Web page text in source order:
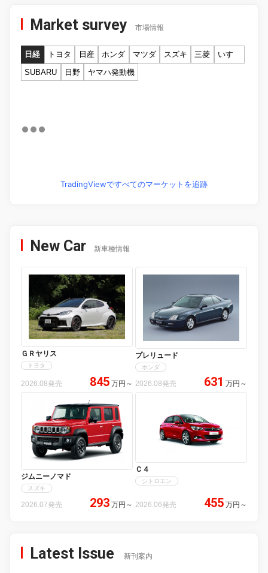
Market survey 市場情報
日経 トヨタ 日産 ホンダ マツダ スズキ 三菱
いすゞ
SUBARU
日野 ヤマハ発動機
TradingViewですべてのマーケットを追跡
New Car 新車種情報
ＧＲヤリス
トヨタ
2026.08発売 845 万円 ～
プレリュード
ホンダ
2026.08発売 631 万円 ～
ジムニーノマド
スズキ
2026.07発売 293 万円 ～
Ｃ４
シトロエン
2026.06発売 455 万円 ～
Latest Issue 新刊案内